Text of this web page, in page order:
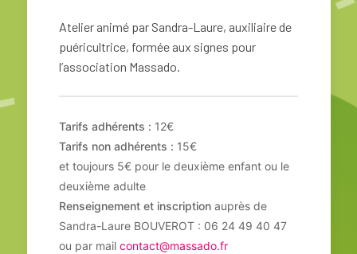
Atelier animé par Sandra-Laure, auxiliaire de
puéricultrice, formée aux signes pour
l’association Massado.
Tarifs adhérents : 12€
Tarifs non adhérents : 15€
et toujours 5€ pour le deuxième enfant ou le
deuxième adulte
Renseignement et inscription auprès de
Sandra-Laure BOUVEROT : 06 24 49 40 47
ou par mail contact@massado.fr